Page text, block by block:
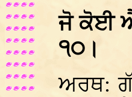
ਜੋ ਕੋਈ
੧੦।
ਅਰਥ: